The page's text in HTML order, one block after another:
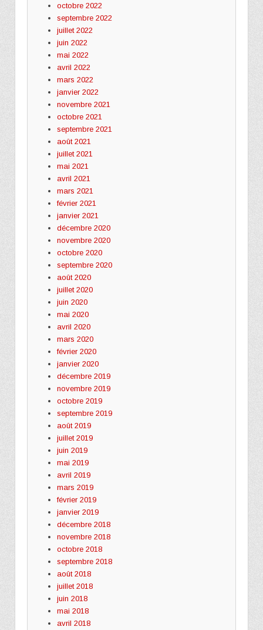
octobre 2022
septembre 2022
juillet 2022
juin 2022
mai 2022
avril 2022
mars 2022
janvier 2022
novembre 2021
octobre 2021
septembre 2021
août 2021
juillet 2021
mai 2021
avril 2021
mars 2021
février 2021
janvier 2021
décembre 2020
novembre 2020
octobre 2020
septembre 2020
août 2020
juillet 2020
juin 2020
mai 2020
avril 2020
mars 2020
février 2020
janvier 2020
décembre 2019
novembre 2019
octobre 2019
septembre 2019
août 2019
juillet 2019
juin 2019
mai 2019
avril 2019
mars 2019
février 2019
janvier 2019
décembre 2018
novembre 2018
octobre 2018
septembre 2018
août 2018
juillet 2018
juin 2018
mai 2018
avril 2018